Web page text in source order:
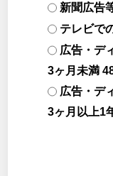
新聞広告
テレビで
広告・デ
3ヶ月未満
広告・デ
3ヶ月以上1